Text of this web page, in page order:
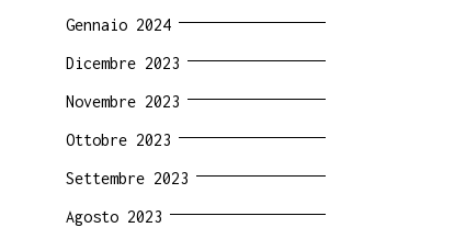
Gennaio 2024
Dicembre 2023
Novembre 2023
Ottobre 2023
Settembre 2023
Agosto 2023